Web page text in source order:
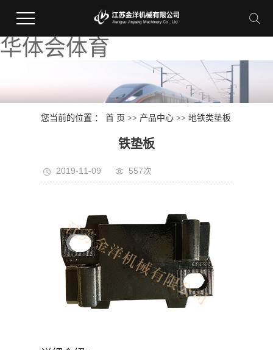
华体会体育
您当前的位置 ：首 页 >> 产品中心 >>地铁类垫板
铁垫板
2019-11-09 557次